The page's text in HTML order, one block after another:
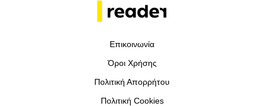
Επικοινωνία
Όροι Χρήσης
Πολιτική Απορρήτου
Πολιτική Cookies